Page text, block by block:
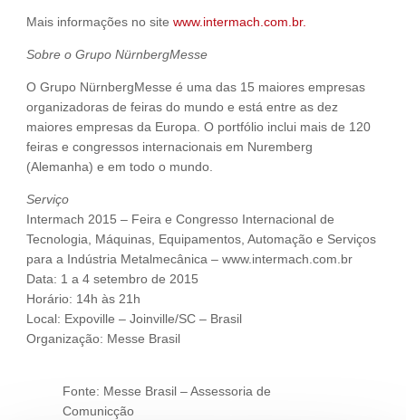
Mais informações no site www.intermach.com.br.
Sobre o Grupo NürnbergMesse
O Grupo NürnbergMesse é uma das 15 maiores empresas
organizadoras de feiras do mundo e está entre as dez
maiores empresas da Europa. O portfólio inclui mais de 120
feiras e congressos internacionais em Nuremberg
(Alemanha) e em todo o mundo.
Serviço
Intermach 2015 – Feira e Congresso Internacional de
Tecnologia, Máquinas, Equipamentos, Automação e Serviços
para a Indústria Metalmecânica – www.intermach.com.br
Data: 1 a 4 setembro de 2015
Horário: 14h às 21h
Local: Expoville – Joinville/SC – Brasil
Organização: Messe Brasil
Fonte: Messe Brasil – Assessoria de
Comunicção